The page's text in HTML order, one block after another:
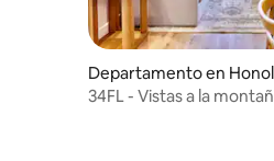
Departamento en
34FL - Vistas a la